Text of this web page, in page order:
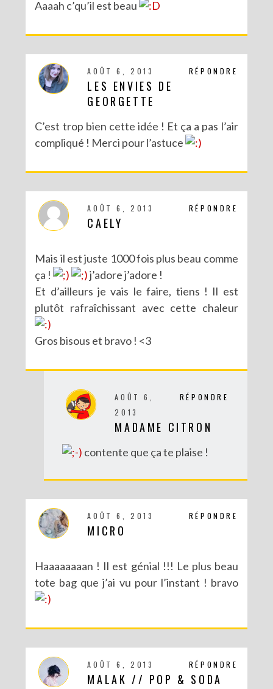
Aaaah c’qu’il est beau
RÉPONDRE
AOÛT 6, 2013
LES ENVIES DE
GEORGETTE
C’est trop bien cette idée ! Et ça a pas l’air
compliqué ! Merci pour l’astuce
RÉPONDRE
AOÛT 6, 2013
CAELY
Mais il est juste 1000 fois plus beau comme
ça !
j’adore j’adore !
Et d’ailleurs je vais le faire, tiens ! Il est
plutôt rafraîchissant avec cette chaleur
Gros bisous et bravo ! <3
RÉPONDRE
AOÛT 6,
2013
MADAME CITRON
contente que ça te plaise !
RÉPONDRE
AOÛT 6, 2013
MICRO
Haaaaaaaan ! Il est génial !!! Le plus beau
tote bag que j’ai vu pour l’instant ! bravo
RÉPONDRE
AOÛT 6, 2013
MALAK // POP & SODA